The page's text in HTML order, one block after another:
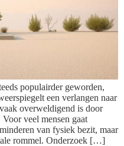
populairder geworden,
een verlangen naar
overweldigend is door
veel mensen gaat
van fysiek bezit, maar
rommel. Onderzoek […]